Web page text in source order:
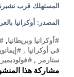
المستهلك قرب
المصدر: أوكرانيا
#أوكرانيا وبريطانيا,
في أوكرانيا ,
ستارمر ,
مشاركة هذا